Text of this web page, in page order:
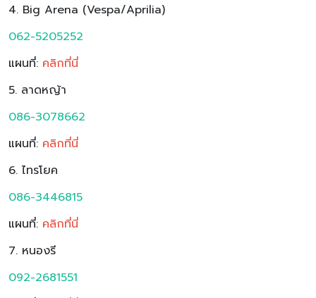
4. Big Arena (Vespa/Aprilia)
062-5205252
แผนที่: คลิกที่นี่
5. ลาดหญ้า
086-3078662
แผนที่: คลิกที่นี่
6. ไทรโยค
086-3446815
แผนที่: คลิกที่นี่
7. หนองรี
092-2681551